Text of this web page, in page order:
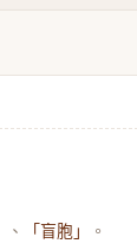
、 「盲胞」 。